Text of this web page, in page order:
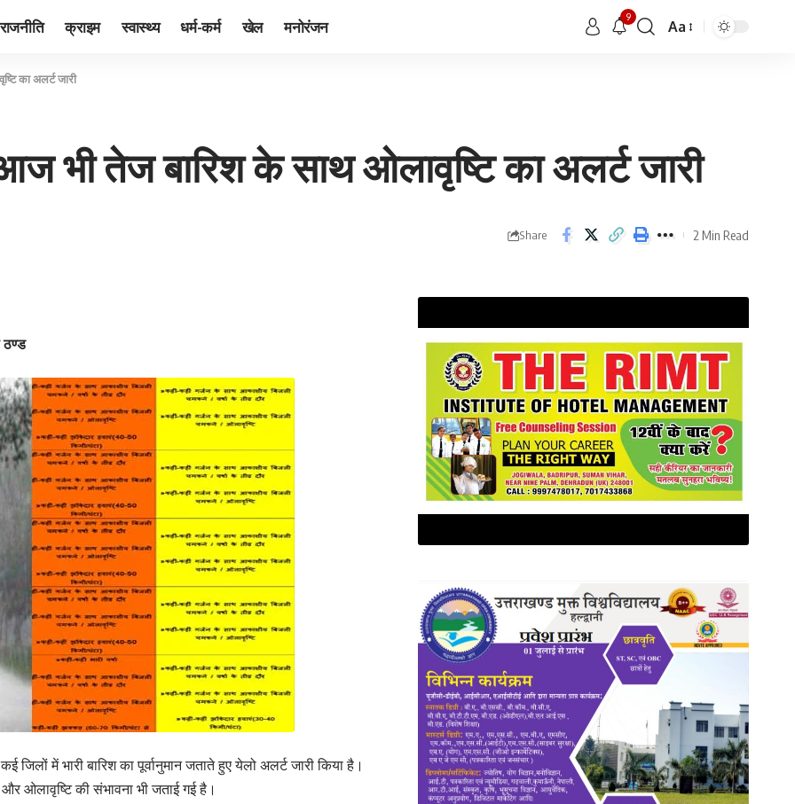
राजनीति क्राइम स्वास्थ्य धर्म-कर्म खेल मनोरंजन 9
Aa
का अलर्ट जारी
भी तेज बारिश के साथ ओलावृष्टि का अलर्ट जारी
Share 2 Min Read
ठण्ड
में भारी बारिश का पूर्वानुमान जताते हुए येलो अलर्ट जारी किया है।
ओलावृष्टि की संभावना भी जताई गई है।